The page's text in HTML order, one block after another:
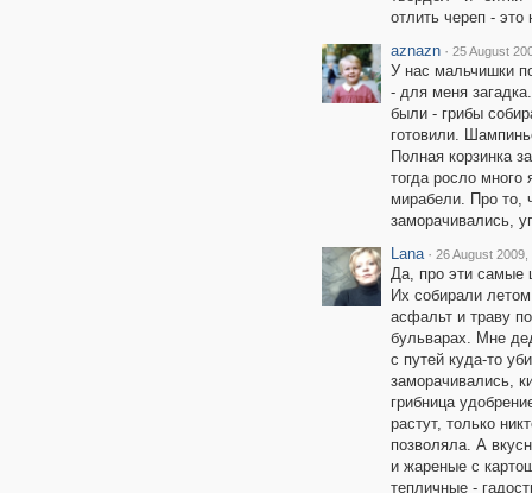
отлить череп -
aznazn · 25 August
У нас мальчишки
- для меня
были - грибы
готовили.
Полная корзинка
тогда росло много
мирабели. Про то,
заморачивались,
Lana · 26 August 2009,
Да, про эти самые
Их собирали
асфальт и траву
бульварах. Мне
с путей куда-то
заморачивались,
грибница
растут, только
позволяла. А
и жареные с
тепличные -